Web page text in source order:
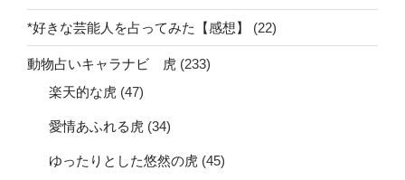
*好きな芸能人を占ってみた【感想】 (22)
動物占いキャラナビ 虎 (233)
楽天的な虎 (47)
愛情あふれる虎 (34)
ゆったりとした悠然の虎 (45)